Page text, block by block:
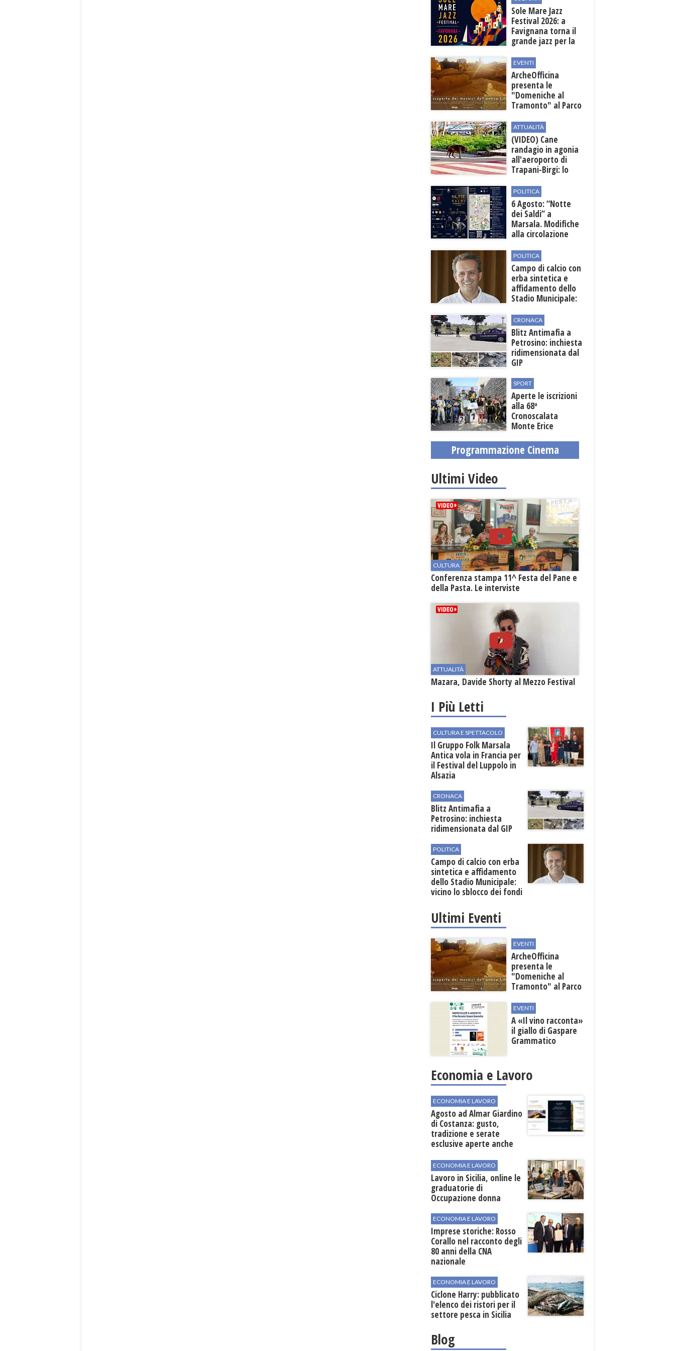
all'aeroporto
Sole Mare Jazz
Festival 2026: a
Favignana torna il
grande jazz per la
EVENTI
ArcheOfficina
presenta le
"Domeniche al
Tramonto" al Parco
Lilibeo
ATTUALITÀ
(VIDEO) Cane
randagio in agonia
all'aeroporto di
Trapani-Birgi: lo
POLITICA
6 Agosto: “Notte
dei Saldi” a
Marsala. Modifiche
alla circolazione
interessate alla
manifestazione
POLITICA
Campo di calcio con
erba sintetica e
affidamento dello
Stadio Municipale:
fondi regionali
CRONACA
Blitz Antimafia a
Petrosino: inchiesta
ridimensionata dal
GIP
SPORT
Aperte le iscrizioni
alla 68ª
Cronoscalata
Monte Erice
Programmazione Cinema
Ultimi Video
CULTURA
Conferenza stampa 11^ Festa del Pane e
della Pasta. Le interviste
ATTUALITÀ
Mazara, Davide Shorty al Mezzo Festival
I Più Letti
CULTURA E SPETTACOLO
Il Gruppo Folk Marsala
Antica vola in Francia per
il Festival del Luppolo in
Alsazia
CRONACA
Blitz Antimafia a
Petrosino: inchiesta
ridimensionata dal GIP
POLITICA
Campo di calcio con erba
sintetica e affidamento
dello Stadio Municipale:
vicino lo sblocco dei fondi
Ultimi Eventi
EVENTI
ArcheOfficina
presenta le
"Domeniche al
Tramonto" al Parco
Lilibeo
EVENTI
A «Il vino racconta»
il giallo di Gaspare
Grammatico
Economia e Lavoro
ECONOMIA E LAVORO
Agosto ad Almar Giardino
di Costanza: gusto,
tradizione e serate
esclusive aperte anche
ECONOMIA E LAVORO
Lavoro in Sicilia, online le
graduatorie di
Occupazione donna
ECONOMIA E LAVORO
Imprese storiche: Rosso
Corallo nel racconto degli
80 anni della CNA
nazionale
ECONOMIA E LAVORO
Ciclone Harry: pubblicato
l'elenco dei ristori per il
settore pesca in Sicilia
Blog